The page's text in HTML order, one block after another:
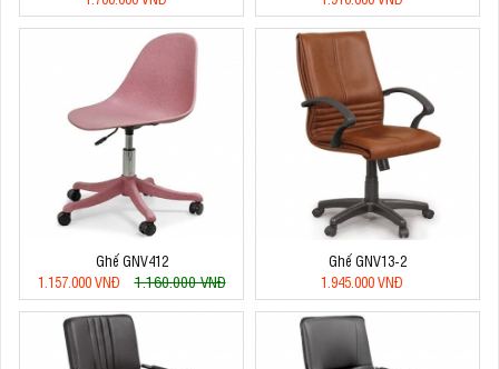
Ghế GNV412
1.157.000 VNĐ
1.160.000 VNĐ
Ghế GNV13-2
1.945.000 VNĐ